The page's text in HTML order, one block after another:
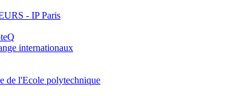
- IP Paris
internationaux
de l'Ecole polytechnique